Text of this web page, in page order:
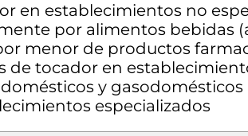
en establecimientos no
por alimentos bebidas
menor de productos
de tocador en
y
especializados